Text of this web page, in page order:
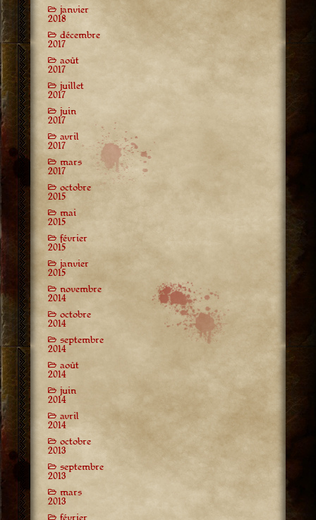
janvier
2018
décembre
2017
août
2017
juillet
2017
juin
2017
avril
2017
mars
2017
octobre
2015
mai
2015
février
2015
janvier
2015
novembre
2014
octobre
2014
septembre
2014
août
2014
juin
2014
avril
2014
octobre
2013
septembre
2013
mars
2013
février